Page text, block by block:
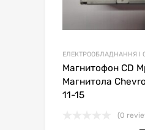
ЕЛЕКТРООБЛАДНАННЯ І
Магнитофон CD
Магнитола
11-15
(0